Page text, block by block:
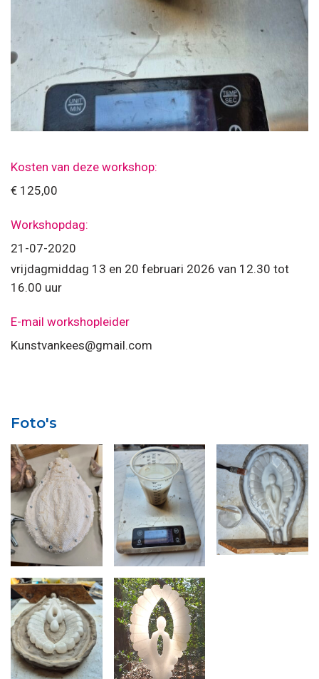
Kosten van deze workshop:
€ 125,00
Workshopdag:
21-07-2020
vrijdagmiddag 13 en 20 februari 2026 van 12.30 tot
16.00 uur
E-mail workshopleider
Kunstvankees@gmail.com
Foto's